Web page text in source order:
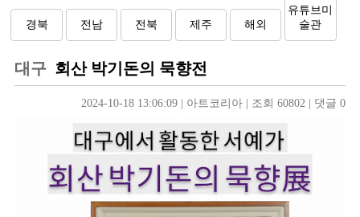
경북 전남 전북 제주 해외
유튜브미
술관
대구 회산 박기돈의 묵향전
2024-10-18 13:06:09| 아트코리아| 조회 60802| 댓글 0